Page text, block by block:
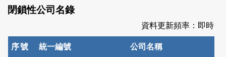
閉鎖性公司名錄
資料更新頻率：即時
序號 統一編號 公司名稱